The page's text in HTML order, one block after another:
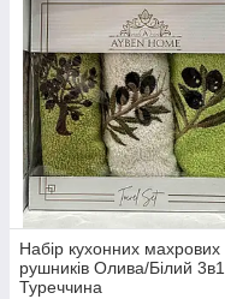
Набір кухонних махрових
рушників Олива/Білий 3в1
Туреччина